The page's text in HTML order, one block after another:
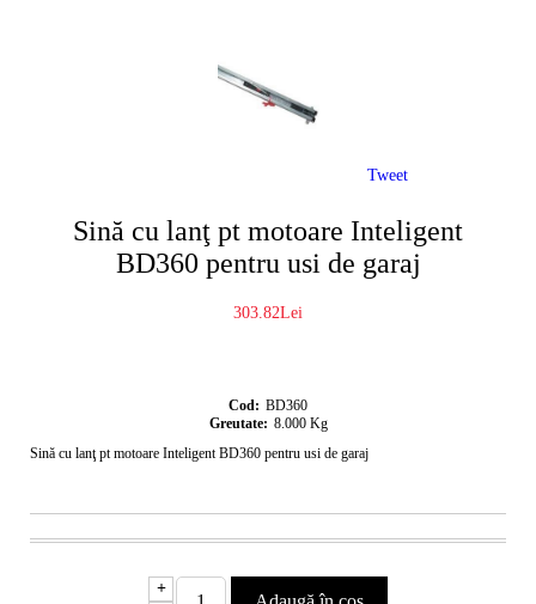
Sină cu lanţ pt motoare Inteligent
BD360 pentru usi de garaj
303.82Lei
Cod: BD360
Greutate: 8.000 Kg
Sină cu lanţ pt motoare Inteligent BD360 pentru usi de garaj
+
Tweet